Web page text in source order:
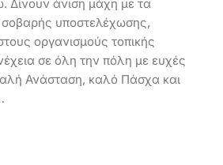
Δίνουν άνιση μάχη με τα
υποστελέχωσης,
οργανισμούς τοπικής
σε όλη την πόλη με ευχές
Ανάσταση, καλό Πάσχα και